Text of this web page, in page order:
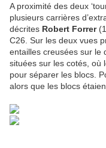
A proximité des deux
plusieurs carrières
décrites Robert Forrer
C26. Sur les deux vues
entailles creusées sur le
situées sur les cotés, où
pour séparer les blocs.
alors que les blocs